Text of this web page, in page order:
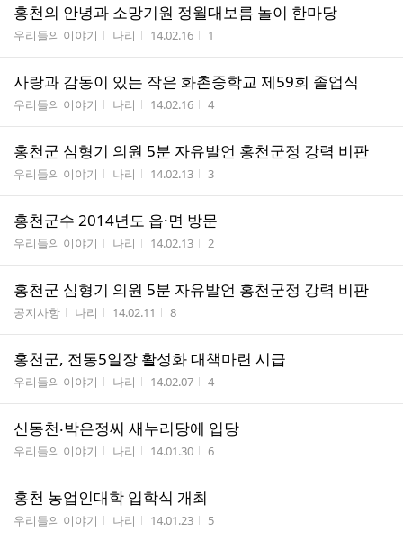
홍천의 안녕과 소망기원 정월대보름 놀이 한마당
게시판명
우리들의 이야기 작성자
나리 작성시간
14.02.16 조회수
1
사랑과 감동이 있는 작은 화촌중학교 제59회 졸업식
게시판명
우리들의 이야기 작성자
나리 작성시간
14.02.16 조회수
4
홍천군 심형기 의원 5분 자유발언 홍천군정 강력 비판
게시판명
우리들의 이야기 작성자
나리 작성시간
14.02.13 조회수
3
홍천군수 2014년도 읍·면 방문
게시판명
우리들의 이야기 작성자
나리 작성시간
14.02.13 조회수
2
홍천군 심형기 의원 5분 자유발언 홍천군정 강력 비판
게시판명
공지사항 작성자
나리 작성시간
14.02.11 조회수
8
홍천군, 전통5일장 활성화 대책마련 시급
게시판명
우리들의 이야기 작성자
나리 작성시간
14.02.07 조회수
4
신동천‧박은정씨 새누리당에 입당
게시판명
우리들의 이야기 작성자
나리 작성시간
14.01.30 조회수
6
홍천 농업인대학 입학식 개최
게시판명
우리들의 이야기 작성자
나리 작성시간
14.01.23 조회수
5